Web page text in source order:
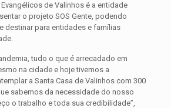
de Valinhos é a entidade
o projeto SOS Gente, podendo
destinar para entidades e famílias
tudo o que é arrecadado em
na cidade e hoje tivemos a
a Santa Casa de Valinhos com 300
sabemos da necessidade do nosso
o trabalho e toda sua credibilidade”,